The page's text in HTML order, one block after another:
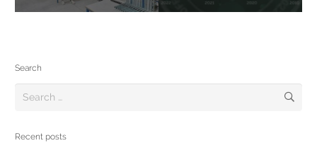
Search
Search
Recent posts